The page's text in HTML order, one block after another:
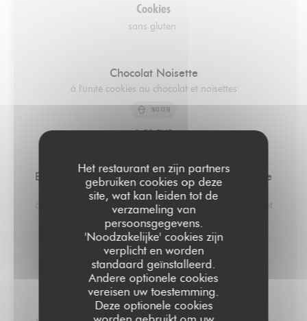
Het restaurant en zijn partners
gebruiken cookies op deze
site, wat kan leiden tot de
verzameling van
persoonsgegevens.
'Noodzakelijke' cookies zijn
verplicht en worden
standaard geïnstalleerd.
Andere optionele cookies
vereisen uw toestemming.
Deze optionele cookies
Cookies
sans gluten.
Chocolat Noisette
à l'unité cookies au chocolat et noisettes
NOTEN
3,50 EUR
Beurre de Cacahuète, Chocolat Noir et Fleur de
Sel
à l'unité cookies au beurre de cacahuète, chocolat noir et
fleur de sel. 3,5€
PINDA'S
3,50 EUR
Carte des Vins